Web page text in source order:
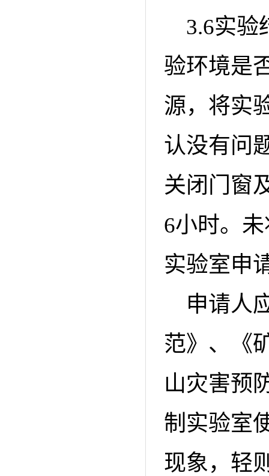
3.6实验
验环境是
源，将实
认没有问
关闭门窗
6小时。
实验室申
申请人
范》、《
山灾害预
制实验室
现象，轻